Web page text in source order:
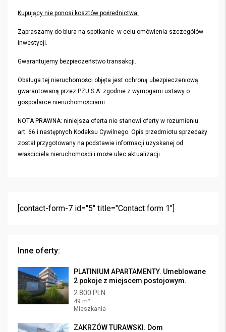
Kupujący nie ponosi kosztów pośrednictwa.
Zapraszamy do biura na spotkanie w celu omówienia szczegółów
inwestycji.
Gwarantujemy bezpieczeństwo transakcji.
Obsługa tej nieruchomości objęta jest ochroną ubezpieczeniową
gwarantowaną przez PZU S.A. zgodnie z wymogami ustawy o
gospodarce nieruchomościami.
NOTA PRAWNA: niniejsza oferta nie stanowi oferty w rozumieniu
art. 66 i następnych Kodeksu Cywilnego. Opis przedmiotu sprzedaży
został przygotowany na podstawie informacji uzyskanej od
właściciela nieruchomości i może ulec aktualizacji
[contact-form-7 id="5" title="Contact form 1"]
Inne oferty:
PLATINIUM APARTAMENTY. Umeblowane
2 pokoje z miejscem postojowym.
2.800 PLN
49 m²
Mieszkania
ZAKRZÓW TURAWSKI. Dom